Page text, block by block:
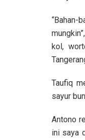
kol,
Taufiq
sayur
Antono
ini saya